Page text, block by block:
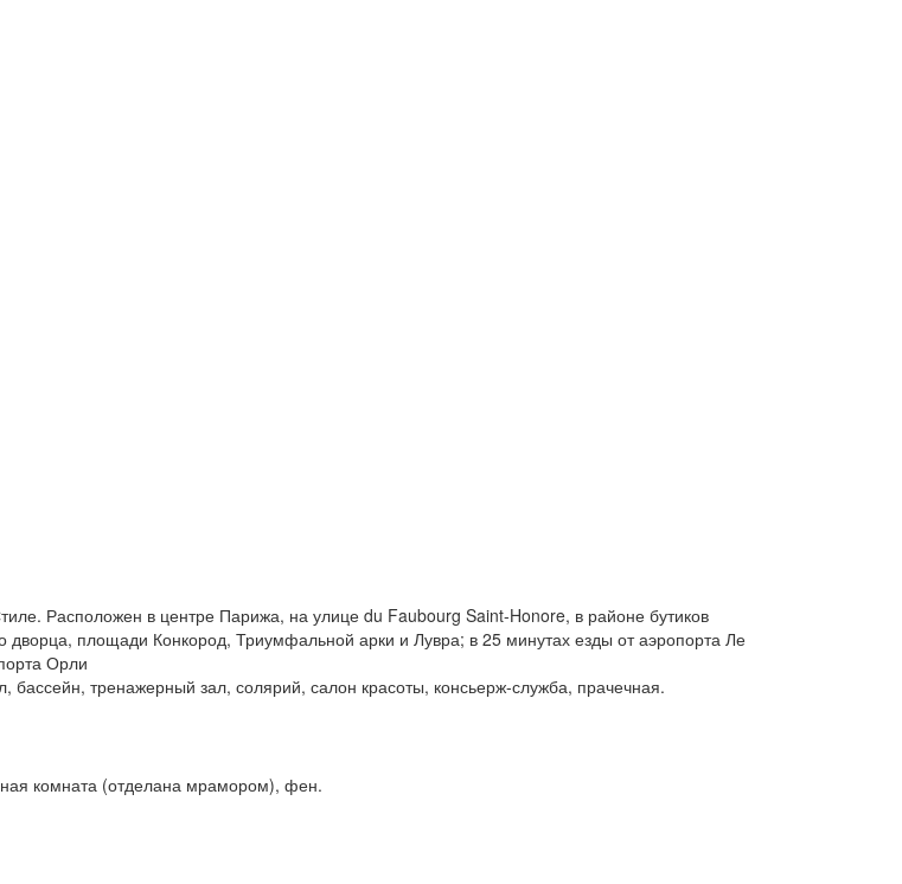
Расположен в центре Парижа, на улице du Faubourg Saint-Honore, в районе бутиков
дворца, площади Конкород, Триумфальной арки и Лувра; в 25 минутах езды от аэропорта Ле
Орли
тренажерный зал, солярий, салон красоты, консьерж-служба, прачечная.
комната (отделана мрамором), фен.